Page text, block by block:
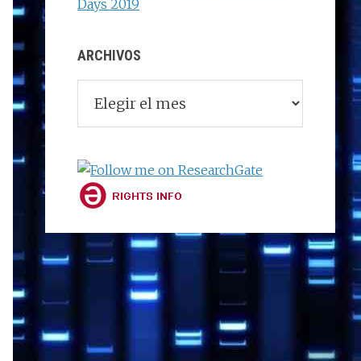
Days 2019
ARCHIVOS